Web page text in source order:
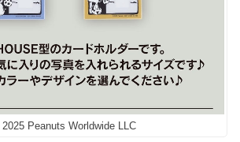
Peanuts Worldwide LLC